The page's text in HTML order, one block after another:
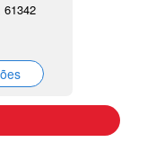
61342